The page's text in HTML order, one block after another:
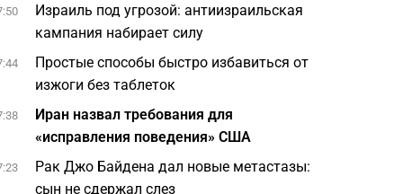
Израиль под угрозой: антиизраильская
кампания набирает силу
Простые способы быстро избавиться от
изжоги без таблеток
Иран назвал требования для
«исправления поведения» США
Рак Джо Байдена дал новые метастазы:
сын не сдержал слез